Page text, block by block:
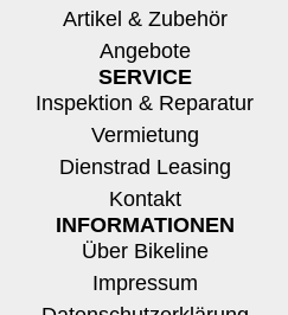
Artikel & Zubehör
Angebote
SERVICE
Inspektion & Reparatur
Vermietung
Dienstrad Leasing
Kontakt
INFORMATIONEN
Über Bikeline
Impressum